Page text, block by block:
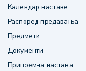
Календар наставе
Распоред предавања
Предмети
Документи
Припремна настава